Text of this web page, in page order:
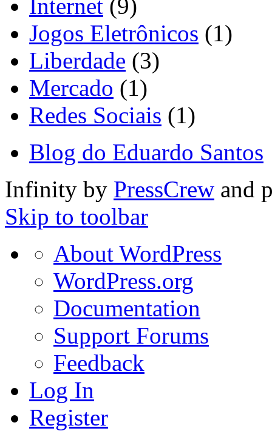
Internet (9)
Jogos Eletrônicos (1)
Liberdade (3)
Mercado (1)
Redes Sociais (1)
Blog do Eduardo Santos
Infinity by PressCrew and
Skip to toolbar
WordPressAbout WordPress
WordPress.org
Documentation
Support Forums
Feedback
Log In
Register